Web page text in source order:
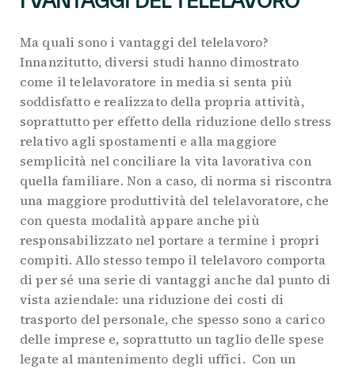
Ma quali sono i vantaggi del telelavoro?
Innanzitutto, diversi studi hanno dimostrato
come il telelavoratore in media si senta più
soddisfatto e realizzato della propria attività,
soprattutto per effetto della riduzione dello stress
relativo agli spostamenti e alla maggiore
semplicità nel conciliare la vita lavorativa con
quella familiare. Non a caso, di norma si riscontra
una maggiore produttività del telelavoratore, che
con questa modalità appare anche più
responsabilizzato nel portare a termine i propri
compiti. Allo stesso tempo il telelavoro comporta
di per sé una serie di vantaggi anche dal punto di
vista aziendale: una riduzione dei costi di
trasporto del personale, che spesso sono a carico
delle imprese e, soprattutto un taglio delle spese
legate al mantenimento degli uffici. Con un